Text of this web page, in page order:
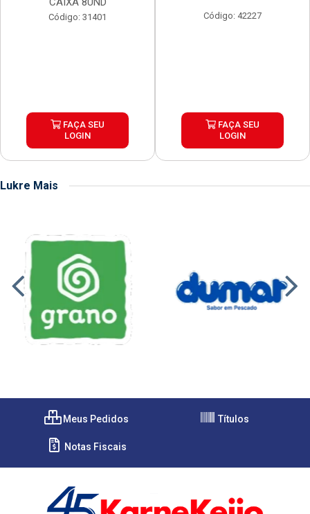
Código: 31401
FAÇA SEU
LOGIN
Código: 42227
FAÇA SEU
LOGIN
Lukre Mais
Meus Pedidos Títulos
Notas Fiscais